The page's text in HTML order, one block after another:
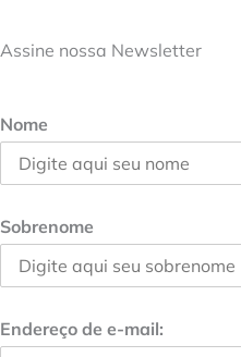
Assine nossa Newsletter
Nome
Sobrenome
Endereço de e-mail: